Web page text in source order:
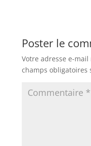
Poster le
Votre adresse e-
champs obligatoires